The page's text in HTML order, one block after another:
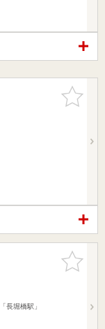
お気に入
りに追加
お気に入
りに追加
長堀橋駅」